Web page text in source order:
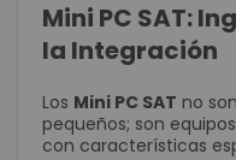
Mini PC SAT:
la Integración
Los Mini PC SAT no
pequeños; son
con características